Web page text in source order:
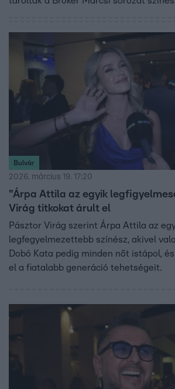
Bulvár
2026. március 19. 17:20
"Árpa Attila az egyik
Virág titkokat árult el
Pásztor Virág szerint Árpa Attila az
legfegyelmezettebb színész, akivel
Dobó Kata pedig minden nőt istápol,
el a fiatalabb generáció tehetségeit.